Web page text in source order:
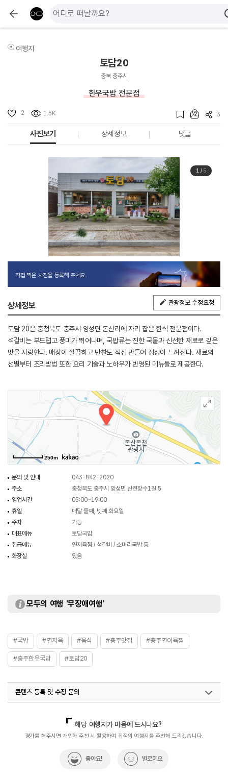
여행지
토담20
충북 충주시
한우국밥 전문점
2 1.5K 3
사진보기 상세정보 댓글
1/ 5
직접 찍은 사진을 등록해 주세요.
상세정보 관광정보 수정요청
토담 20은 충청북도 충주시 양성면 돈산리에 자리 잡은 한식 전문점이다.
석갈비는 부드럽고 풍미가 뛰어나며, 국밥류는 진한 국물과 신선한 재료로 깊은
맛을 자랑한다. 매장이 깔끔하고 반찬도 직접 만들어 정성이 느껴진다. 재료의
선별부터 조리방법 또한 요리 기술과 노하우가 반영된 메뉴들로 제공한다.
250m
문의 및 안내
043-842-2020
주소
충청북도 충주시 앙성면 산전장수1길 5
영업시간
05:00~19:00
휴일
매달 둘째, 넷째 화요일
주차
가능
대표메뉴
토담국밥
취급메뉴
연저육찜 / 석갈비 / 소머리국밥 등
화장실
있음
모두의 여행 '무장애여행'
#국밥 #연저육 #음식 #충주맛집 #충주연어육찜
#충주한우국밥 #토담20
콘텐츠 등록 및 수정 문의
해당 여행지가 마음에 드시나요?
평가를 해주시면 개인화 추천 시 활용하여 최적의 여행지를 추천해 드리겠습니다.
좋아요! 별로예요